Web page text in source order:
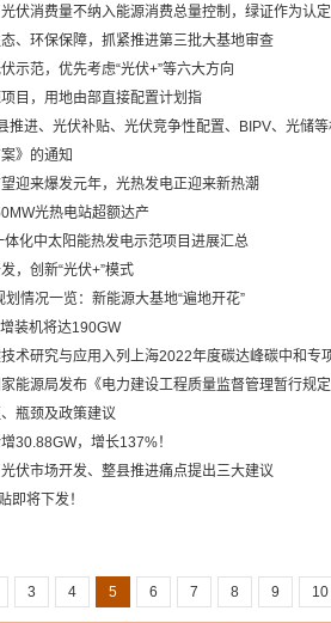
伏消费量不纳入能源消费总量控制，绿证作为认
、环保保障，抓紧推进第三批大基地审查
示范，优先考虑“光伏+”等六大方向
目，用地由部直接配置计划指
推进、光伏补贴、光伏竞争性配置、BIPV、光储
》的通知
迎来爆发元年，光热发电正迎来新热潮
光热电站超额达产
化中太阳能热发电示范项目进展汇总
，创新“光伏+”模式
情况一览：新能源大基地“遍地开花”
装机将达190GW
术研究与应用入列上海2022年度碳达峰碳中和专
能源局发布《电力建设工程质量监督管理暂行规
瓶颈及政策建议
30.88GW，增长137%！
伏市场开发、整县推进痛点提出三大建议
即将下发！
3 4 5 6 7 8 9 10